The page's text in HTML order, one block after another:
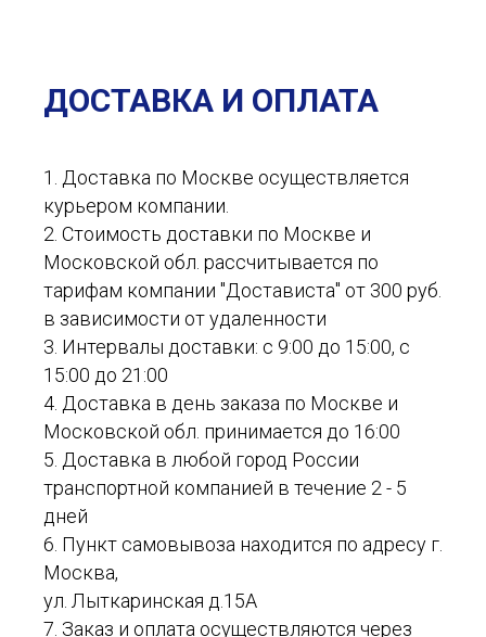
ДОСТАВКА И ОПЛАТА
1. Доставка по Москве осуществляется
курьером компании.
2. Стоимость доставки по Москве и
Московской обл. рассчитывается по
тарифам компании "Достависта" от 300 руб.
в зависимости от удаленности
3. Интервалы доставки: с 9:00 до 15:00, с
15:00 до 21:00
4. Доставка в день заказа по Москве и
Московской обл. принимается до 16:00
5. Доставка в любой город России
транспортной компанией в течение 2 - 5
дней
6. Пункт самовывоза находится по адресу г.
Москва,
ул. Лыткаринская д.15А
7. Заказ и оплата осуществляются через